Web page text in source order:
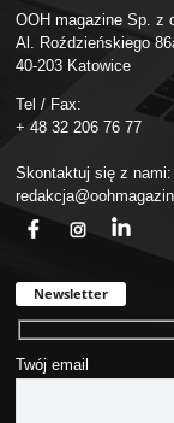
OOH magazine Sp. z
Al. Roździeńskiego
40-203 Katowice
Tel / Fax:
+ 48 32 206 76 77
Skontaktuj się z nami:
Newsletter
Twój email